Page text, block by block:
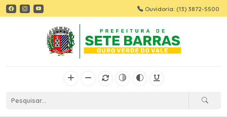
Ouvidoria: (13) 3872-5500